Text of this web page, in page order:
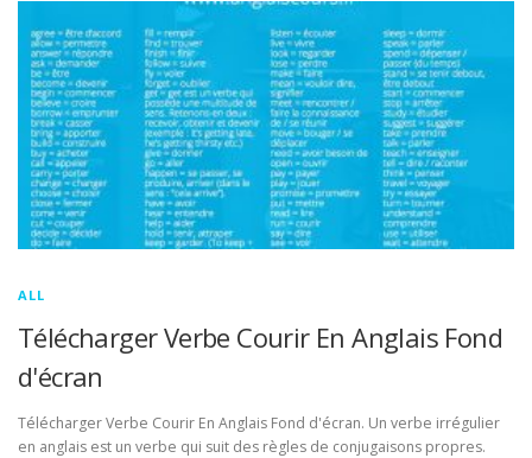
ALL
Télécharger Verbe Courir En Anglais Fond
d'écran
Télécharger Verbe Courir En Anglais Fond d'écran. Un verbe irrégulier
en anglais est un verbe qui suit des règles de conjugaisons propres.